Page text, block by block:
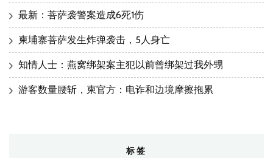
最新：菩萨袭警案造成6死1伤
柬埔寨菩萨发生炸弹袭击，5人身亡
知情人士：燕窝绑架案主犯以前曾绑架过我外甥
游客数量腰斩，柬官方：电诈和边境摩擦拖累
标签